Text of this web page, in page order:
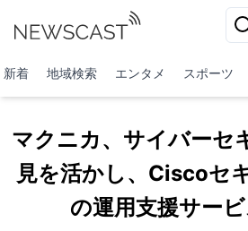
新着 地域検索 エンタメ スポーツ
マクニカ、サイバーセ
見を活かし、Ciscoセ
の運用支援サー